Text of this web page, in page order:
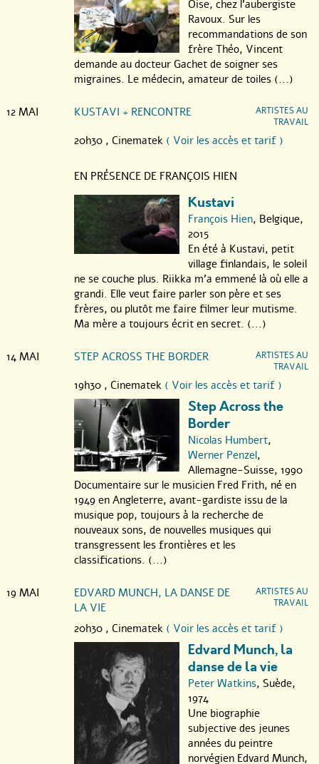
Oise, chez l’aubergiste
Ravoux. Sur les
recommandations de son
frère Théo, Vincent
demande au docteur Gachet de soigner ses
migraines. Le médecin, amateur de toiles (...)
12 MAI KUSTAVI + RENCONTRE
ARTISTES AU
TRAVAIL
20h30 , Cinematek ( Voir les accès et tarif )
EN PRÉSENCE DE FRANÇOIS HIEN
Kustavi
François Hien, Belgique,
2015
En été à Kustavi, petit
village finlandais, le soleil
ne se couche plus. Riikka m’a emmené là où elle a
grandi. Elle veut faire parler son père et ses
frères, ou plutôt me faire filmer leur mutisme.
Ma mère a toujours écrit en secret. (...)
14 MAI STEP ACROSS THE BORDER
ARTISTES AU
TRAVAIL
19h30 , Cinematek ( Voir les accès et tarif )
Step Across the
Border
Nicolas Humbert,
Werner Penzel,
Allemagne-Suisse, 1990
Documentaire sur le musicien Fred Frith, né en
1949 en Angleterre, avant-gardiste issu de la
musique pop, toujours à la recherche de
nouveaux sons, de nouvelles musiques qui
transgressent les frontières et les
classifications. (...)
19 MAI
EDVARD MUNCH, LA DANSE DE
LA VIE
ARTISTES AU
TRAVAIL
20h30 , Cinematek ( Voir les accès et tarif )
Edvard Munch, la
danse de la vie
Peter Watkins, Suède,
1974
Une biographie
subjective des jeunes
années du peintre
norvégien Edvard Munch,